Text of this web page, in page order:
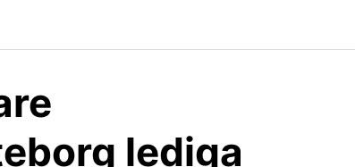
lediga